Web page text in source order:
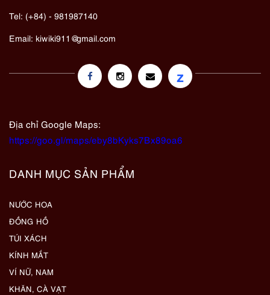
Tel: (+84) - 981987140
Email: kiwiki911@gmail.com
z
Địa chỉ Google Maps:
https://goo.gl/maps/eby8bKyks7Bx89oa6
DANH MỤC SẢN PHẨM
NƯỚC HOA
ĐỒNG HỒ
TÚI XÁCH
KÍNH MẮT
VÍ NỮ, NAM
KHĂN, CÀ VẠT